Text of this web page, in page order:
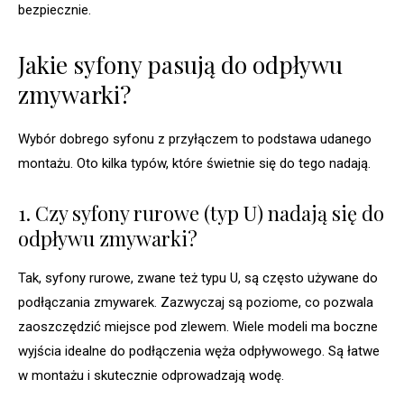
bezpiecznie.
Jakie syfony pasują do odpływu
zmywarki?
Wybór dobrego syfonu z przyłączem to podstawa udanego
montażu. Oto kilka typów, które świetnie się do tego nadają.
1. Czy syfony rurowe (typ U) nadają się do
odpływu zmywarki?
Tak, syfony rurowe, zwane też typu U, są często używane do
podłączania zmywarek. Zazwyczaj są poziome, co pozwala
zaoszczędzić miejsce pod zlewem. Wiele modeli ma boczne
wyjścia idealne do podłączenia węża odpływowego. Są łatwe
w montażu i skutecznie odprowadzają wodę.